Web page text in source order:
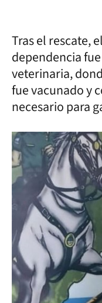
Tras el rescate,
dependencia
veterinaria,
fue vacunado y
necesario para